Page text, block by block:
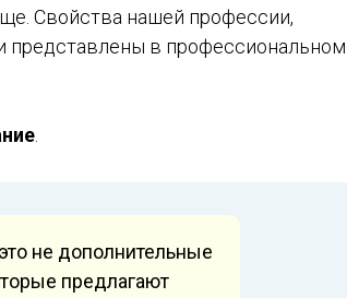
Свойства нашей профессии,
представлены в профессиональном
не дополнительные
предлагают